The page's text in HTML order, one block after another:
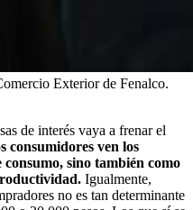
Exterior de Fenalco.
de interés vaya a frenar el
consumidores ven los
sino también como
Igualmente,
no es tan determinante